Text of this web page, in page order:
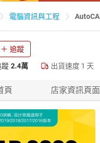
電腦資訊與工程
追蹤
蹤 2.4萬 出貨速度 1 天
頁 店家資訊頁面